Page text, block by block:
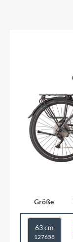
Größe
63 cm
127658